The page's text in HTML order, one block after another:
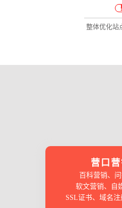
整体优化站
营口
百科营销、
软文营销、自
SSL证书、域名